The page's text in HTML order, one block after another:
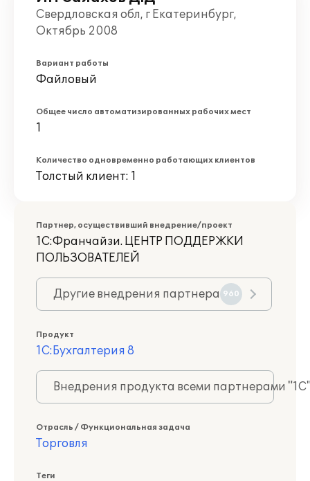
Свердловская обл, г Екатеринбург,
Октябрь 2008
Вариант работы
Файловый
Общее число автоматизированных рабочих мест
1
Количество одновременно работающих клиентов
Толстый клиент: 1
Партнер, осуществивший внедрение/проект
1С:Франчайзи. ЦЕНТР ПОДДЕРЖКИ
ПОЛЬЗОВАТЕЛЕЙ
Другие внедрения партнера 960
Продукт
1С:Бухгалтерия 8
Внедрения продукта всеми партнерами
Отрасль / Функциональная задача
Торговля
Теги